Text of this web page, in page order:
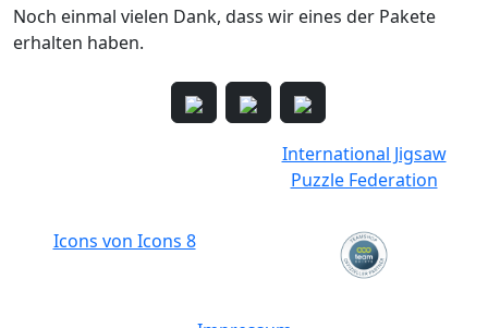
Noch einmal vielen Dank, dass wir eines der Pakete
erhalten haben.
International Jigsaw
Puzzle Federation
Icons von Icons 8